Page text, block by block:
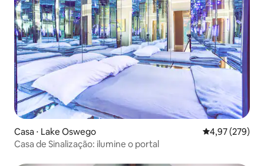
Casa ⋅ Lake Oswego 4,97 de uma
4,97 (279)
Casa de Sinalização: ilumine o portal